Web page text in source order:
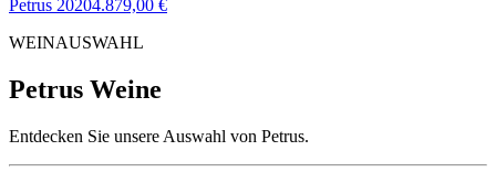
Petrus 20204.879,00 €
WEINAUSWAHL
Petrus Weine
Entdecken Sie unsere Auswahl von Petrus.